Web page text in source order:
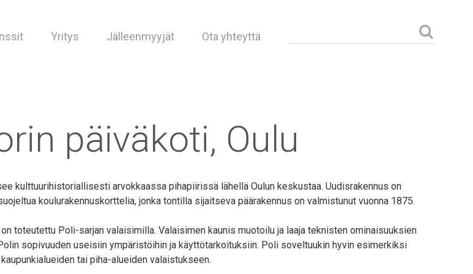
Yritys Jälleenmyyjät Ota yhteyttä
päiväkoti, Oulu
kulttuurihistoriallisesti arvokkaassa pihapiirissä lähellä Oulun keskustaa. Uudisrakennus on
koulurakennuskorttelia, jonka tontilla sijaitseva päärakennus on valmistunut vuonna 1875.
toteutettu Poli-sarjan valaisimilla. Valaisimen kaunis muotoilu ja laaja teknisten ominaisuuksien
sopivuuden useisiin ympäristöihin ja käyttötarkoituksiin. Poli soveltuukin hyvin esimerkiksi
tai piha-alueiden valaistukseen.